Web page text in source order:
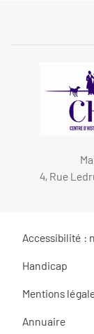
4, Rue
Accessibilité :
Handicap
Mentions
Annuaire